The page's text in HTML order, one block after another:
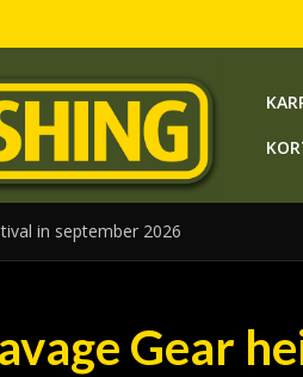
in september 2026
Gear